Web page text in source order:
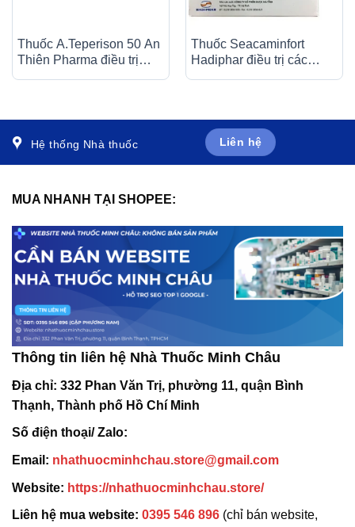
Thuốc A.Teperison 50 An
Thiên Pharma điều trị
Thuốc Seacaminfort
Hadiphar điều trị các
Hệ thống Nhà thuốc Liên hệ
MUA NHANH TẠI SHOPEE:
Thông tin liên hệ Nhà Thuốc Minh Châu
Địa chỉ: 332 Phan Văn Trị, phường 11, quận Bình
Thạnh, Thành phố Hồ Chí Minh
Số điện thoại/ Zalo:
Email: nhathuocminhchau.store@gmail.com
Website: https://nhathuocminhchau.store/
Liên hệ mua website: 0395 546 896 (chỉ bán website,